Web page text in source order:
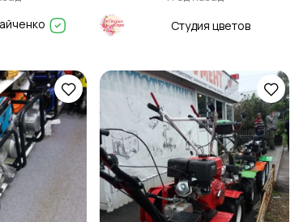
Студия цветов